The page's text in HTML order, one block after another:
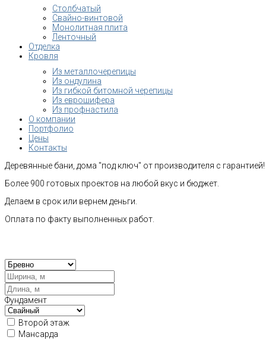
Столбчатый
Свайно-винтовой
Монолитная плита
Ленточный
Отделка
Кровля
Из металлочерепицы
Из ондулина
Из гибкой битомной черепицы
Из еврошифера
Из профнастила
О компании
Портфолио
Цены
Контакты
Деревянные бани, дома "под ключ" от производителя с гарантией!
Более 900 готовых проектов на любой вкус и бюджет.
Делаем в срок или вернем деньги.
Оплата по факту выполненных работ.
Фундамент
Второй этаж
Мансарда